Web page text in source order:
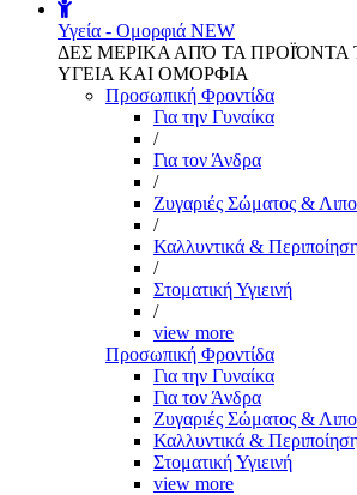
Υγεία - Ομορφιά NEW
ΔΕΣ ΜΕΡΙΚΑ ΑΠΌ ΤΑ ΠΡΟΪΌΝΤΑ
ΥΓΕΙΑ ΚΑΙ ΟΜΟΡΦΙΑ
Προσωπική Φροντίδα
Για την Γυναίκα
/
Για τον Άνδρα
/
Ζυγαριές Σώματος &
/
Καλλυντικά &
/
Στοματική Υγιεινή
/
view more
Προσωπική Φροντίδα
Για την Γυναίκα
Για τον Άνδρα
Ζυγαριές Σώματος &
Καλλυντικά &
Στοματική Υγιεινή
view more